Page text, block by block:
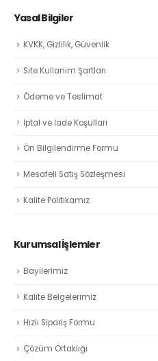
Yasal Bilgiler
KVKK, Gizlilik, Güvenlik
Site Kullanım Şartları
Ödeme ve Teslimat
İptal ve İade Koşulları
Ön Bilgilendirme Formu
Mesafeli Satış Sözleşmesi
Kalite Politikamız
Kurumsal İşlemler
Bayilerimiz
Kalite Belgelerimiz
Hızlı Sipariş Formu
Çözüm Ortaklığı